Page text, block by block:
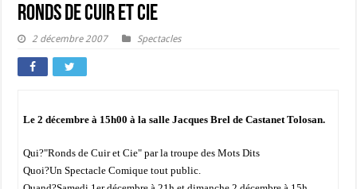
Ronds de Cuir et Cie
2 décembre 2007 Spectacles
Le 2 décembre à 15h00 à la salle Jacques Brel de Castanet Tolosan.
Qui?"Ronds de Cuir et Cie" par la troupe des Mots Dits
Quoi?Un Spectacle Comique tout public.